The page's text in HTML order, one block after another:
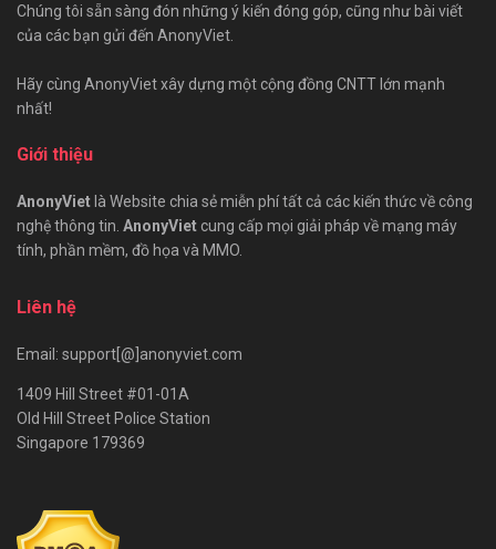
Chúng tôi sẵn sàng đón những ý kiến đóng góp, cũng như bài viết
của các bạn gửi đến AnonyViet.
Hãy cùng AnonyViet xây dựng một cộng đồng CNTT lớn mạnh
nhất!
Giới thiệu
AnonyViet là Website chia sẻ miễn phí tất cả các kiến thức về công
nghệ thông tin. AnonyViet cung cấp mọi giải pháp về mạng máy
tính, phần mềm, đồ họa và MMO.
Liên hệ
Email: support[@]anonyviet.com
1409 Hill Street #01-01A
Old Hill Street Police Station
Singapore 179369